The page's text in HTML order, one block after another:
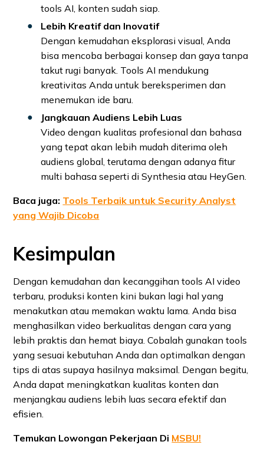
tools AI, konten sudah siap.
Lebih Kreatif dan Inovatif
Dengan kemudahan eksplorasi visual, Anda
bisa mencoba berbagai konsep dan gaya tanpa
takut rugi banyak. Tools AI mendukung
kreativitas Anda untuk bereksperimen dan
menemukan ide baru.
Jangkauan Audiens Lebih Luas
Video dengan kualitas profesional dan bahasa
yang tepat akan lebih mudah diterima oleh
audiens global, terutama dengan adanya fitur
multi bahasa seperti di Synthesia atau HeyGen.
Baca juga: Tools Terbaik untuk Security Analyst
yang Wajib Dicoba
Kesimpulan
Dengan kemudahan dan kecanggihan tools AI video
terbaru, produksi konten kini bukan lagi hal yang
menakutkan atau memakan waktu lama. Anda bisa
menghasilkan video berkualitas dengan cara yang
lebih praktis dan hemat biaya. Cobalah gunakan tools
yang sesuai kebutuhan Anda dan optimalkan dengan
tips di atas supaya hasilnya maksimal. Dengan begitu,
Anda dapat meningkatkan kualitas konten dan
menjangkau audiens lebih luas secara efektif dan
efisien.
Temukan Lowongan Pekerjaan Di MSBU!